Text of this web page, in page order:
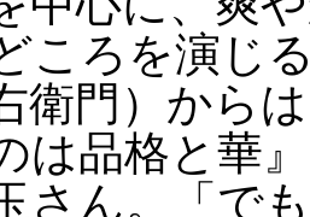
ころを演じ
衛門）から
は品格と華
さん。「で